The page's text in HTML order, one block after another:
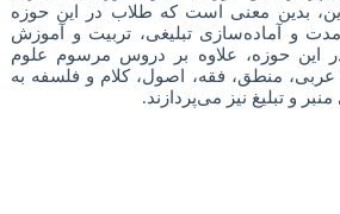
بدین معنی است که طلاب در این حوزه
مدت و آماده‌سازی تبلیغی، تربیت و آموزش
این حوزه، علاوه بر دروس مرسوم علوم
عربی، منطق، فقه، اصول، کلام و فلسفه به
و تبلیغ نیز می‌پردازند.